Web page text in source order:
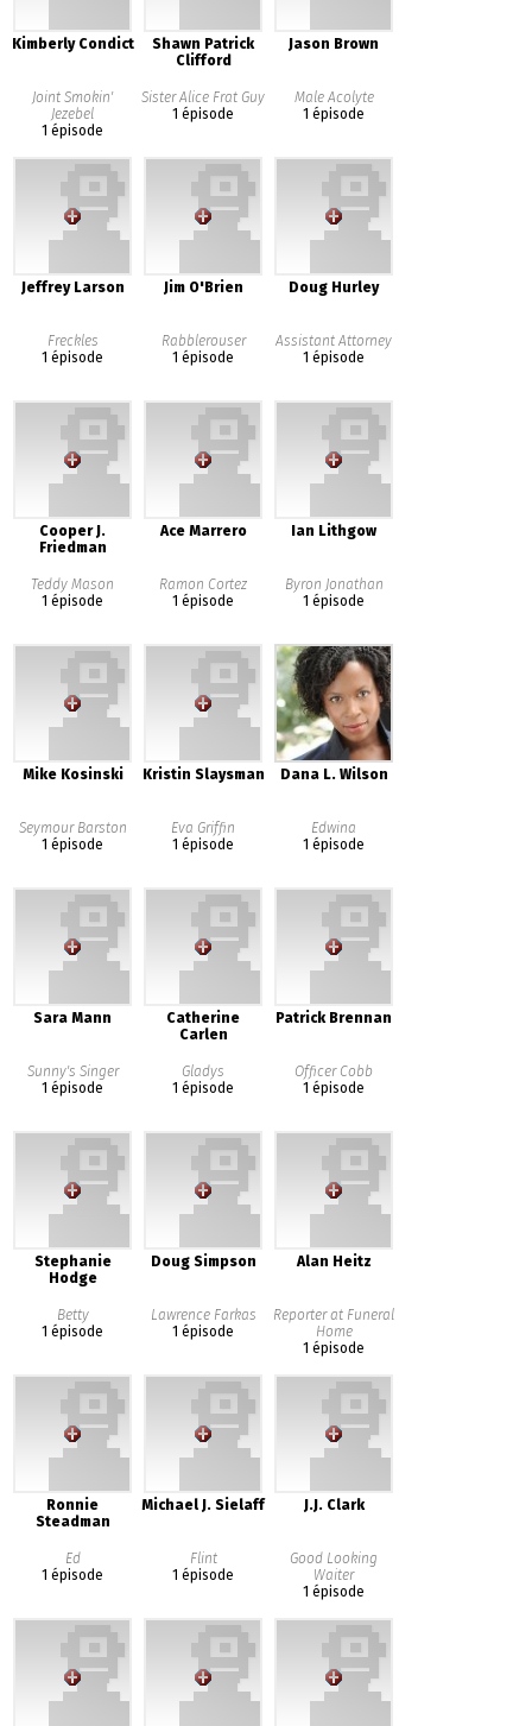
Kimberly Condict
Joint Smokin'
Jezebel
1 épisode
Shawn Patrick
Clifford
Sister Alice Frat Guy
1 épisode
Jason Brown
Male Acolyte
1 épisode
Jeffrey Larson
Freckles
1 épisode
Jim O'Brien
Rabblerouser
1 épisode
Doug Hurley
Assistant Attorney
1 épisode
Cooper J.
Friedman
Teddy Mason
1 épisode
Ace Marrero
Ramon Cortez
1 épisode
Ian Lithgow
Byron Jonathan
1 épisode
Mike Kosinski
Seymour Barston
1 épisode
Kristin Slaysman
Eva Griffin
1 épisode
Dana L. Wilson
Edwina
1 épisode
Sara Mann
Sunny's Singer
1 épisode
Catherine
Carlen
Gladys
1 épisode
Patrick Brennan
Officer Cobb
1 épisode
Stephanie
Hodge
Betty
1 épisode
Doug Simpson
Lawrence Farkas
1 épisode
Alan Heitz
Reporter at Funeral
Home
1 épisode
Ronnie
Steadman
Ed
1 épisode
Michael J. Sielaff
Flint
1 épisode
J.J. Clark
Good Looking
Waiter
1 épisode